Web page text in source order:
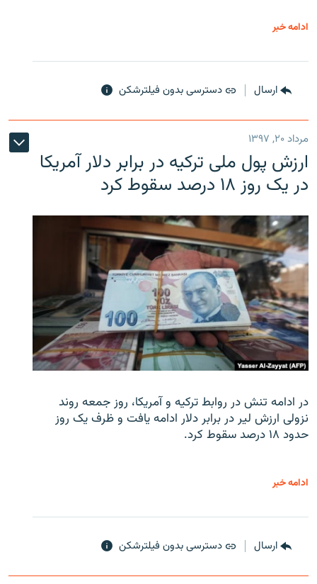
ادامه خبر
ارسال دسترسی بدون فیلترشکن
مرداد ۲۰, ۱۳۹۷
ارزش پول ملی ترکیه در برابر دلار آمریکا
در یک روز ۱۸ درصد سقوط کرد
در ادامه تنش در روابط ترکیه و آمریکا، روز جمعه روند
نزولی ارزش لیر در برابر دلار ادامه یافت و ظرف یک روز
حدود ۱۸ درصد سقوط کرد.
ادامه خبر
ارسال دسترسی بدون فیلترشکن